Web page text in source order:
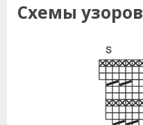
Схемы узоров